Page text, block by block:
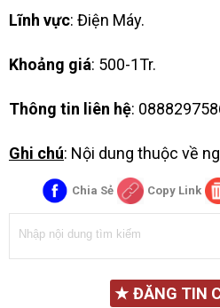
Lĩnh vực: Điện Máy.
Khoảng giá: 500-1Tr.
Thông tin liên hệ:
Ghi chú: Nội dung thuộc về
Chia Sẻ Copy Link
★ ĐĂNG TIN